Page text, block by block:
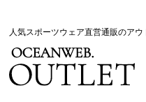
人気スポーツウェア直営通販のア